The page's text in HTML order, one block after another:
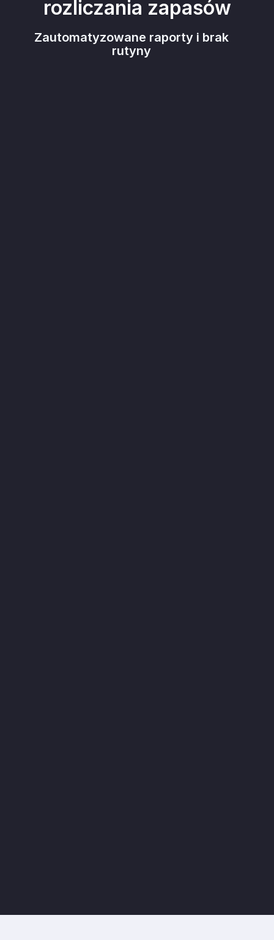
rozliczania zapasów
Zautomatyzowane raporty i brak
rutyny